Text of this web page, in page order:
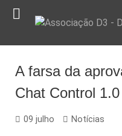
A farsa da
Chat Control 1.0
09 julho Notícias